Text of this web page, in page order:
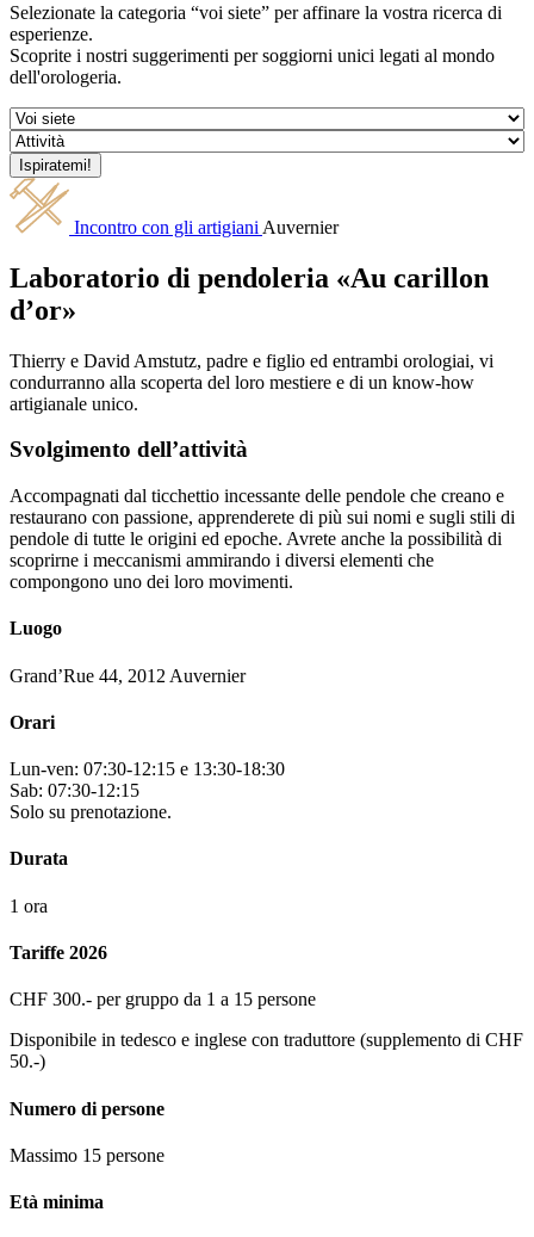
Selezionate la categoria “voi siete” per affinare la vostra ricerca di
esperienze.
Scoprite i nostri suggerimenti per soggiorni unici legati al mondo
dell'orologeria.
Incontro con gli artigiani Auvernier
Laboratorio di pendoleria «Au carillon
d’or»
Thierry e David Amstutz, padre e figlio ed entrambi orologiai, vi
condurranno alla scoperta del loro mestiere e di un know-how
artigianale unico.
Svolgimento dell’attività
Accompagnati dal ticchettio incessante delle pendole che creano e
restaurano con passione, apprenderete di più sui nomi e sugli stili di
pendole di tutte le origini ed epoche. Avrete anche la possibilità di
scoprirne i meccanismi ammirando i diversi elementi che
compongono uno dei loro movimenti.
Luogo
Grand’Rue 44, 2012 Auvernier
Orari
Lun-ven: 07:30-12:15 e 13:30-18:30
Sab: 07:30-12:15
Solo su prenotazione.
Durata
1 ora
Tariffe 2026
CHF 300.- per gruppo da 1 a 15 persone
Disponibile in tedesco e inglese con traduttore (supplemento di CHF
50.-)
Numero di persone
Massimo 15 persone
Età minima